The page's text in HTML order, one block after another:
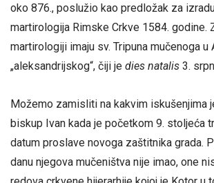
oko 876., poslužio kao predložak za
martirologija Rimske Crkve 1584. godine.
martirologiji imaju sv. Tripuna mučenoga u
„aleksandrijskog“, čiji je dies natalis 3.
Možemo zamisliti na kakvim iskušenjima
biskup Ivan kada je početkom 9. stoljeća
datum proslave novoga zaštitnika grada.
danu njegova mučeništva nije imao, one